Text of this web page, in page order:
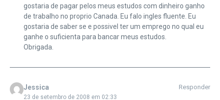
gostaria de pagar pelos meus estudos com dinheiro ganho
de trabalho no proprio Canada. Eu falo ingles fluente. Eu
gostaria de saber se e possivel ter um emprego no qual eu
ganhe o suficienta para bancar meus estudos.
Obrigada.
Jessica
23 de setembro de 2008 em 02:33
Responder